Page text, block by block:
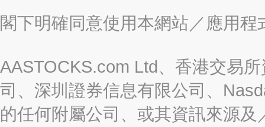
閣下明確同意使用本網站／應用
AASTOCKS.com Ltd、香港交易
司、深圳證券信息有限公司、
的任何附屬公司、或其資訊來源